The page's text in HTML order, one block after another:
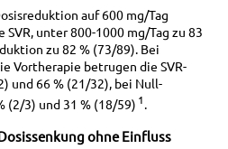
auf 600 mg/Tag
unter 800-1000 mg/Tag zu 83
zu 82 % (73/89). Bei
Vortherapie betrugen die SVR-
und 66 % (21/32), bei Null-
(2/3) und 31 % (18/59) 1.
ohne Einfluss